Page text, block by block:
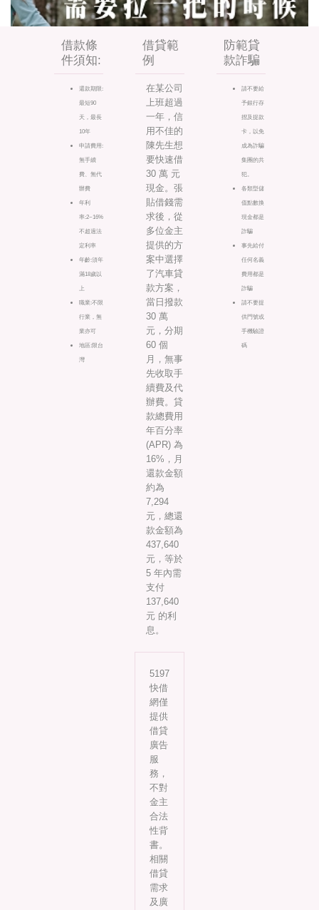
借款條
件須知:
還款期限:
最短90
天，最長
10年
申請費用:
無手續
費、無代
辦費
年利
率:2~16%
不超過法
定利率
年齡:須年
滿18歲以
上
職業:不限
行業，無
業亦可
地區:限台
灣
借貸範
例
在某公司
上班超過
一年，信
用不佳的
陳先生想
要快速借
30 萬 元
現金。張
貼借錢需
求後，從
多位金主
提供的方
案中選擇
了汽車貸
款方案，
當日撥款
30 萬
元，分期
60 個
月，無事
先收取手
續費及代
辦費。貸
款總費用
年百分率
(APR) 為
16%，月
還款金額
約為
7,294
元，總還
款金額為
437,640
元，等於
5 年內需
支付
137,640
元 的利
息。
防範貸
款詐騙
請不要給
予銀行存
摺及提款
卡，以免
成為詐騙
集團的共
犯。
各類型儲
值點數換
現金都是
詐騙
事先給付
任何名義
費用都是
詐騙
請不要提
供門號或
手機驗證
碼
5197
快借
網僅
提供
借貸
廣告
服
務，
不對
金主
合法
性背
書。
相關
借貸
需求
及廣